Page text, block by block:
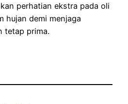
perhatian ekstra pada oli
hujan demi menjaga
tetap prima.